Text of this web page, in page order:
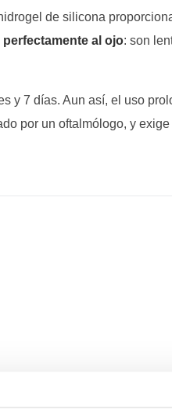
de silicona
al ojo: son
y 7 días. Aun así, el uso
por un oftalmólogo, y